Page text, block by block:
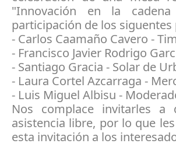
"Innovación en la
participación de los siguentes
- Carlos Caamaño Cavero -
- Francisco Javier Rodrigo
- Santiago Gracia - Solar de
- Laura Cortel Azcarraga -
- Luis Miguel Albisu -
Nos complace invitarles a
asistencia libre, por lo que
esta invitación a los